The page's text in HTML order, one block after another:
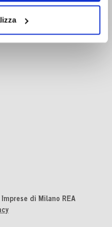
“Accetta tutti” presti
che potrai revocare in
di Milano REA